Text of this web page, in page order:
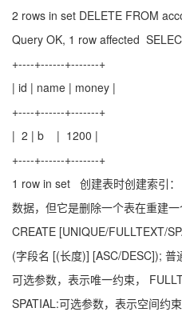
2 rows in set DELETE FROM
Query OK, 1 row affected
+----+------+-------+
| id | name | money |
+----+------+-------+
| 2 | b | 1200 |
+----+------+-------+
1 row in set 创建表时创建索引
数据，但它是删除一个表在重建
CREATE [UNIQUE/FULLTEXT/
(字段名 [(长度)] [ASC/DESC]); 普
可选参数，表示唯一约束，
SPATIAL:可选参数，表示空间约